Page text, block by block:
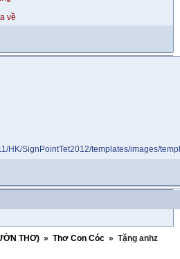
về
HK/SignPointTet2012/templates/images/
THƠ) » Thơ Con Cóc » Tặng anhz